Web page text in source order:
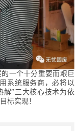
一个十分重要而艰巨
系统服务商，必将以
解”三大核心技术为依
标实现！